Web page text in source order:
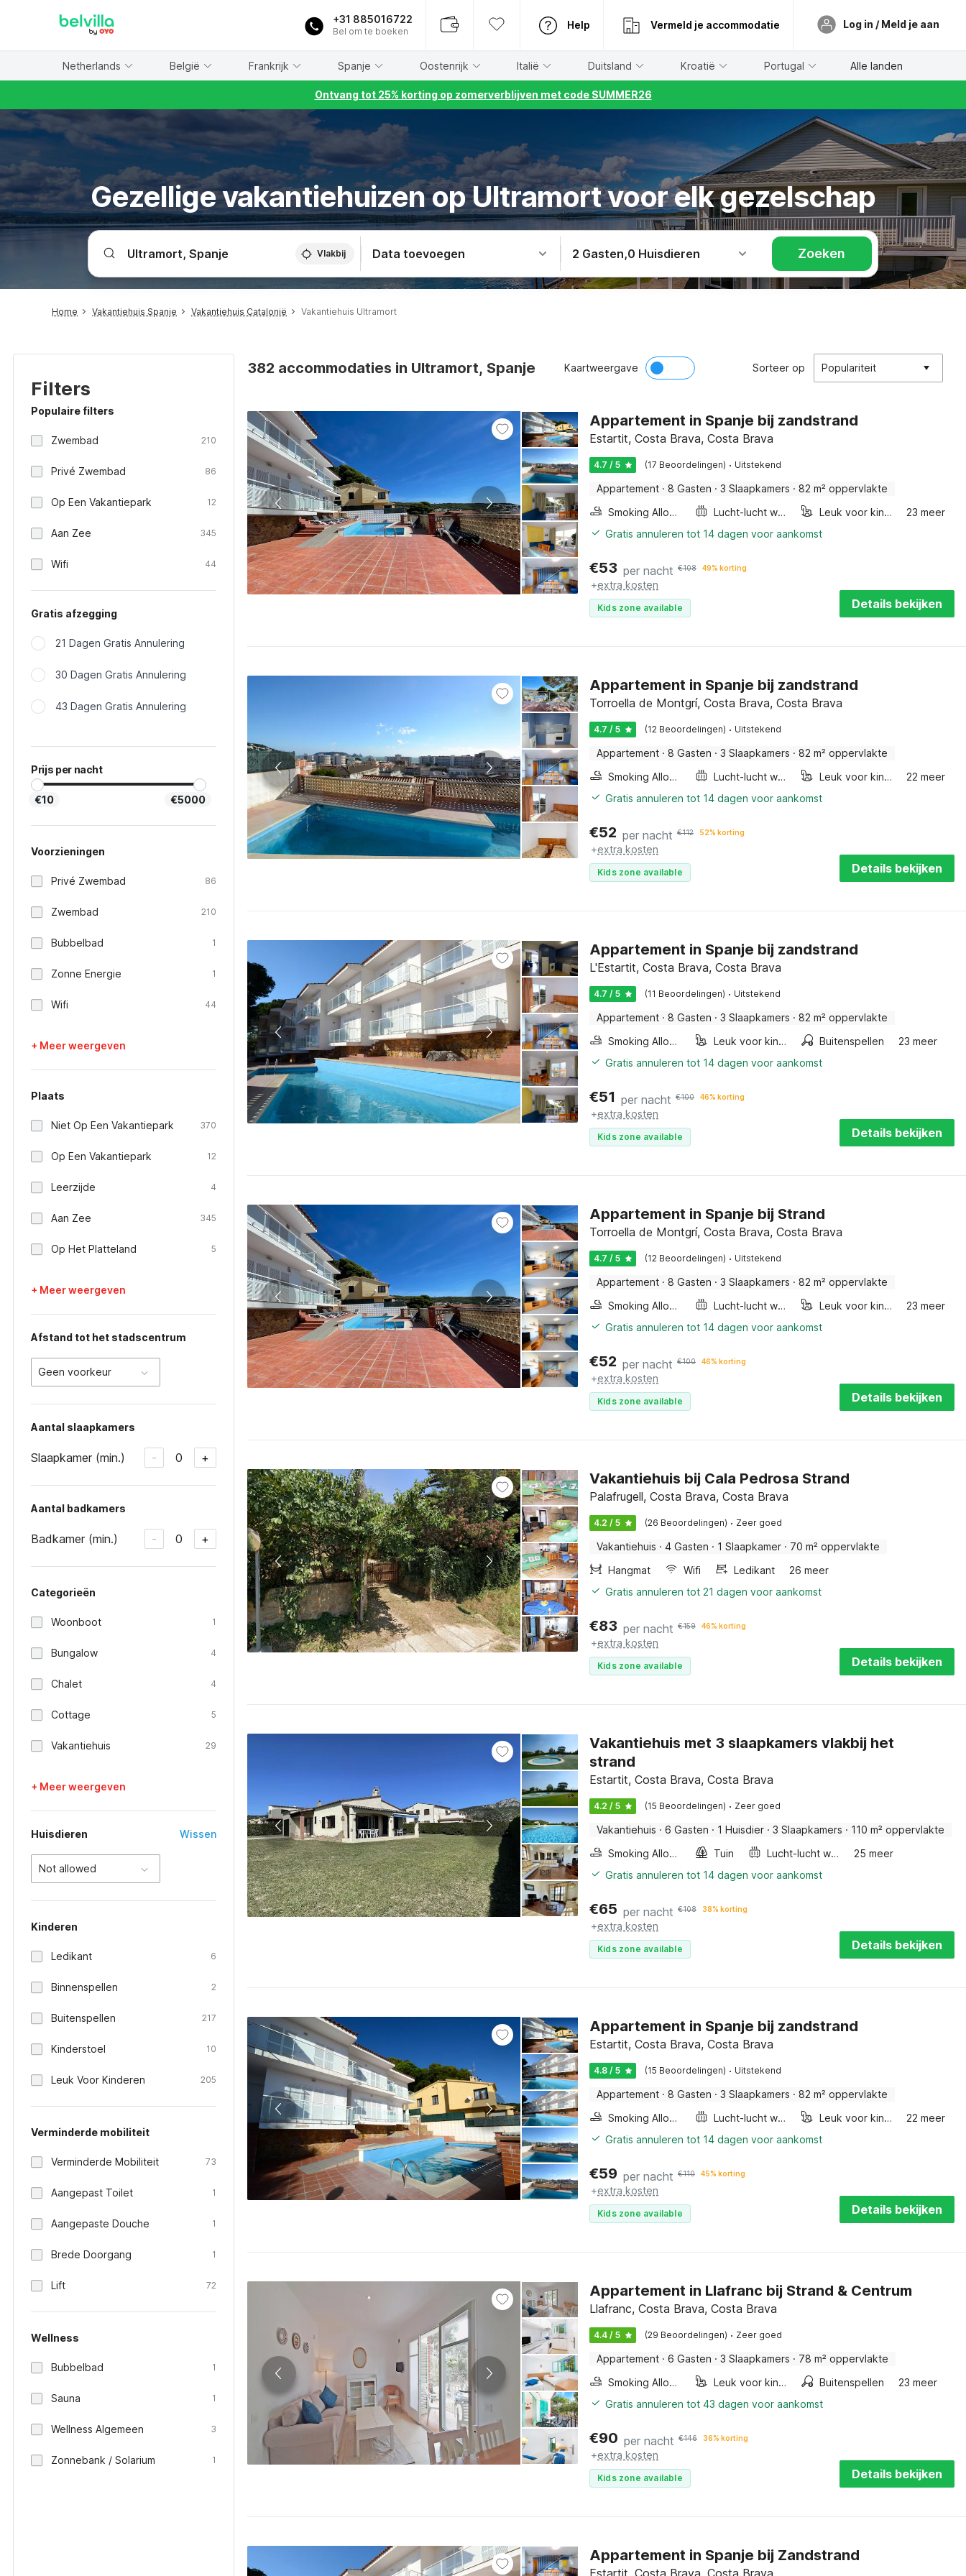
+31 885016722
Bel om te boeken
Help Vermeld je accommodatie Log in / Meld je aan
Netherlands België Frankrijk Spanje Oostenrijk Italië Duitsland Kroatië Portugal Alle landen
Ontvang tot 25% korting op zomerverblijven met code SUMMER26
Gezellige vakantiehuizen op Ultramort voor elk gezelschap
Vlakbij Data toevoegen 2 Gasten,0 Huisdieren Zoeken
Home Vakantiehuis Spanje Vakantiehuis Catalonië Vakantiehuis Ultramort
Filters
Populaire filters
Zwembad 210
Privé Zwembad 86
Op Een Vakantiepark 12
Aan Zee 345
Wifi 44
Gratis afzegging
21 Dagen Gratis Annulering
30 Dagen Gratis Annulering
43 Dagen Gratis Annulering
Prijs per nacht
€10 €5000
Voorzieningen
Privé Zwembad 86
Zwembad 210
Bubbelbad 1
Zonne Energie 1
Wifi 44
+ Meer weergeven
Plaats
Niet Op Een Vakantiepark 370
Op Een Vakantiepark 12
Leerzijde 4
Aan Zee 345
Op Het Platteland 5
+ Meer weergeven
Afstand tot het stadscentrum
Geen voorkeur
Aantal slaapkamers
Slaapkamer (min.) - 0 +
Aantal badkamers
Badkamer (min.) - 0 +
Categorieën
Woonboot 1
Bungalow 4
Chalet 4
Cottage 5
Vakantiehuis 29
+ Meer weergeven
Huisdieren Wissen
Not allowed
Kinderen
Ledikant 6
Binnenspellen 2
Buitenspellen 217
Kinderstoel 10
Leuk Voor Kinderen 205
Verminderde mobiliteit
Verminderde Mobiliteit 73
Aangepast Toilet 1
Aangepaste Douche 1
Brede Doorgang 1
Lift 72
Wellness
Bubbelbad 1
Sauna 1
Wellness Algemeen 3
Zonnebank / Solarium 1
382 accommodaties in Ultramort, Spanje Kaartweergave Sorteer op Populariteit
Appartement in Spanje bij zandstrand
Estartit, Costa Brava, Costa Brava
4.7 / 5 (17 Beoordelingen) · Uitstekend
Appartement · 8 Gasten · 3 Slaapkamers · 82 m² oppervlakte
Smoking Allowed
Lucht-lucht warmtepomp Leuk voor kinderen
23 meer
Gratis annuleren tot 14 dagen voor aankomst
€53 per nacht €108 49% korting
+extra kosten
Kids zone available Details bekijken
Appartement in Spanje bij zandstrand
Torroella de Montgrí, Costa Brava, Costa Brava
4.7 / 5 (12 Beoordelingen) · Uitstekend
Appartement · 8 Gasten · 3 Slaapkamers · 82 m² oppervlakte
Smoking Allowed
Lucht-lucht warmtepomp Leuk voor kinderen
22 meer
Gratis annuleren tot 14 dagen voor aankomst
€52 per nacht €112 52% korting
+extra kosten
Kids zone available Details bekijken
Appartement in Spanje bij zandstrand
L'Estartit, Costa Brava, Costa Brava
4.7 / 5 (11 Beoordelingen) · Uitstekend
Appartement · 8 Gasten · 3 Slaapkamers · 82 m² oppervlakte
Smoking Allowed
Leuk voor kinderen Buitenspellen
23 meer
Gratis annuleren tot 14 dagen voor aankomst
€51 per nacht €100 46% korting
+extra kosten
Kids zone available Details bekijken
Appartement in Spanje bij Strand
Torroella de Montgrí, Costa Brava, Costa Brava
4.7 / 5 (12 Beoordelingen) · Uitstekend
Appartement · 8 Gasten · 3 Slaapkamers · 82 m² oppervlakte
Smoking Allowed
Lucht-lucht warmtepomp Leuk voor kinderen
23 meer
Gratis annuleren tot 14 dagen voor aankomst
€52 per nacht €100 46% korting
+extra kosten
Kids zone available Details bekijken
Vakantiehuis bij Cala Pedrosa Strand
Palafrugell, Costa Brava, Costa Brava
4.2 / 5 (26 Beoordelingen) · Zeer goed
Vakantiehuis · 4 Gasten · 1 Slaapkamer · 70 m² oppervlakte
Hangmat
Wifi Ledikant
26 meer
Gratis annuleren tot 21 dagen voor aankomst
€83 per nacht €159 46% korting
+extra kosten
Kids zone available Details bekijken
Vakantiehuis met 3 slaapkamers vlakbij het
strand
Estartit, Costa Brava, Costa Brava
4.2 / 5 (15 Beoordelingen) · Zeer goed
Vakantiehuis · 6 Gasten · 1 Huisdier · 3 Slaapkamers · 110 m² oppervlakte
Smoking Allowed
Tuin Lucht-lucht warmtepomp
25 meer
Gratis annuleren tot 14 dagen voor aankomst
€65 per nacht €108 38% korting
+extra kosten
Kids zone available Details bekijken
Appartement in Spanje bij zandstrand
Estartit, Costa Brava, Costa Brava
4.8 / 5 (15 Beoordelingen) · Uitstekend
Appartement · 8 Gasten · 3 Slaapkamers · 82 m² oppervlakte
Smoking Allowed
Lucht-lucht warmtepomp Leuk voor kinderen
22 meer
Gratis annuleren tot 14 dagen voor aankomst
€59 per nacht €110 45% korting
+extra kosten
Kids zone available Details bekijken
Appartement in Llafranc bij Strand & Centrum
Llafranc, Costa Brava, Costa Brava
4.4 / 5 (29 Beoordelingen) · Zeer goed
Appartement · 6 Gasten · 3 Slaapkamers · 78 m² oppervlakte
Smoking Allowed
Leuk voor kinderen Buitenspellen
23 meer
Gratis annuleren tot 43 dagen voor aankomst
€90 per nacht €146 36% korting
+extra kosten
Kids zone available Details bekijken
Appartement in Spanje bij Zandstrand
Estartit, Costa Brava, Costa Brava